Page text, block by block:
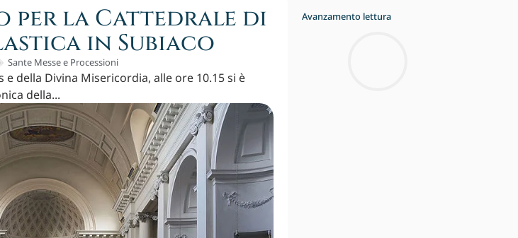
per la Cattedrale di
in Subiaco
Sante Messe e Processioni
della Divina Misericordia, alle ore 10.15 si è
della...
Avanzamento lettura